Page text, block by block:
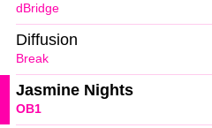
dBridge
Break
Diffusion
OB1
Jasmine Nights